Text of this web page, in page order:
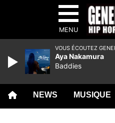
MENU
NEWS MUSIQUE
VOUS ÉCOUTEZ
Aya Nakamura
Baddies